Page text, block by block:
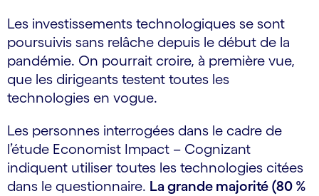
Les investissements technologiques se sont
poursuivis sans relâche depuis le début de la
pandémie. On pourrait croire, à première vue,
que les dirigeants testent toutes les
technologies en vogue.
Les personnes interrogées dans le cadre de
l’étude Economist Impact – Cognizant
indiquent utiliser toutes les technologies citées
dans le questionnaire. La grande majorité (80 %